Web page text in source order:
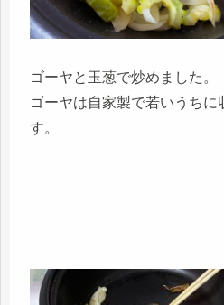
ゴーヤと玉葱で炒めました。
ゴーヤは自家製で若いうちに
す。